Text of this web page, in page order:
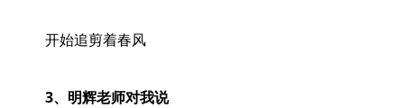
开始追剪着春风
3、明辉老师对我说